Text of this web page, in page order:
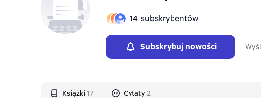
14 subskrybentów
Subskrybuj nowości
Książki 17 Cytaty 2